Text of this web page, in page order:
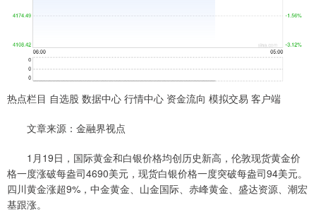
热点栏目 自选股 数据中心 行情中心 资金流向 模拟交易 客户端
文章来源：金融界视点
1月19日，国际黄金和白银价格均创历史新高，伦敦现货黄金价
格一度涨破每盎司4690美元，现货白银价格一度突破每盎司94美元。
四川黄金涨超9%，中金黄金、山金国际、赤峰黄金、盛达资源、潮宏
基跟涨。